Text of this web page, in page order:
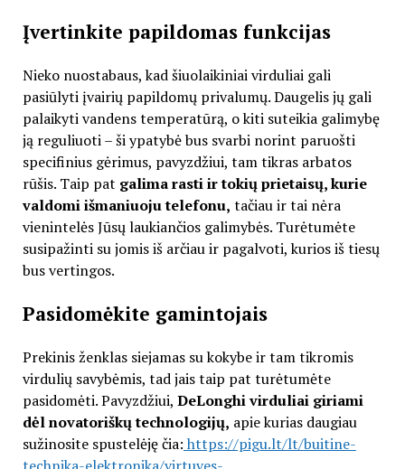
Įvertinkite papildomas funkcijas
Nieko nuostabaus, kad šiuolaikiniai virduliai gali
pasiūlyti įvairių papildomų privalumų. Daugelis jų gali
palaikyti vandens temperatūrą, o kiti suteikia galimybę
ją reguliuoti – ši ypatybė bus svarbi norint paruošti
specifinius gėrimus, pavyzdžiui, tam tikras arbatos
rūšis. Taip pat galima rasti ir tokių prietaisų, kurie
valdomi išmaniuoju telefonu, tačiau ir tai nėra
vienintelės Jūsų laukiančios galimybės. Turėtumėte
susipažinti su jomis iš arčiau ir pagalvoti, kurios iš tiesų
bus vertingos.
Pasidomėkite gamintojais
Prekinis ženklas siejamas su kokybe ir tam tikromis
virdulių savybėmis, tad jais taip pat turėtumėte
pasidomėti. Pavyzdžiui, DeLonghi virduliai giriami
dėl novatoriškų technologijų, apie kurias daugiau
sužinosite spustelėję čia: https://pigu.lt/lt/buitine-